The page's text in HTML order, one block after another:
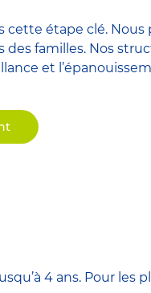
cette étape clé. Nous
familles. Nos
et
4 ans. Pour les